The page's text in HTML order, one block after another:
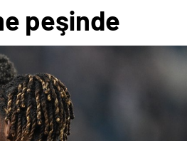
peşinde